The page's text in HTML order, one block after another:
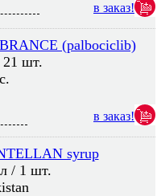
в заказ!
(palbociclib)
21 шт.
в заказ!
syrup
/ 1 шт.